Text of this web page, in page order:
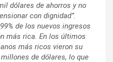
dólares de ahorros y no
con dignidad”.
de los nuevos ingresos
más rica. En los últimos
más ricos vieron su
de dólares, lo que